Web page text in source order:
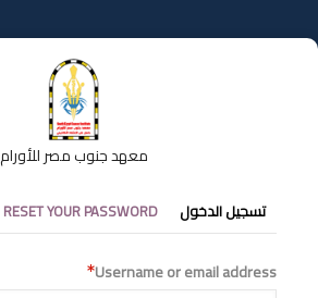
إلى
المحتوى
معهد جنوب مصر للأورام
التبويبات
الأساسية
تسجيل الدخول RESET YOUR PASSWORD
Username or email address